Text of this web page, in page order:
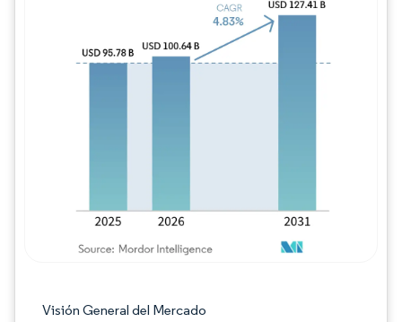
Visión General del Mercado